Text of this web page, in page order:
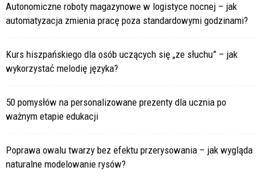
Autonomiczne roboty magazynowe w logistyce nocnej – jak
automatyzacja zmienia pracę poza standardowymi godzinami?
Kurs hiszpańskiego dla osób uczących się „ze słuchu” – jak
wykorzystać melodię języka?
50 pomysłów na personalizowane prezenty dla ucznia po
ważnym etapie edukacji
Poprawa owalu twarzy bez efektu przerysowania – jak wygląda
naturalne modelowanie rysów?